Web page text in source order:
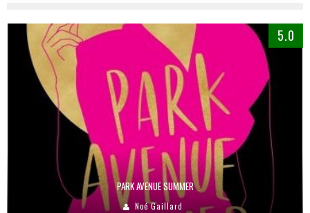
5.0
PARK AVENUE SUMMER
Noé Gaillard